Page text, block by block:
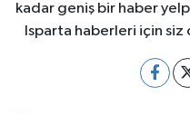
kadar geniş bir haber
Isparta haberleri için